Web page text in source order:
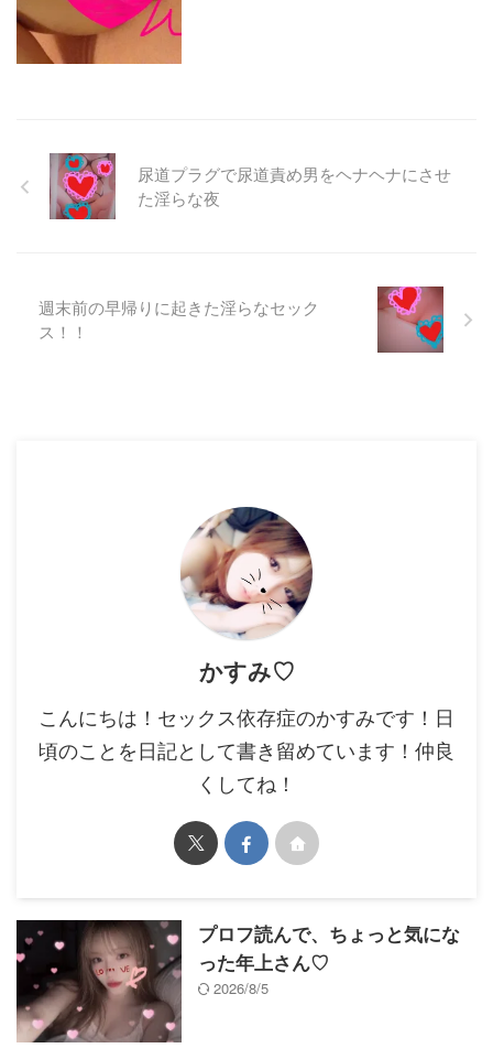
尿道プラグで尿道責め男をヘナヘナにさせ
た淫らな夜
週末前の早帰りに起きた淫らなセック
ス！！
かすみ♡
こんにちは！セックス依存症のかすみです！日
頃のことを日記として書き留めています！仲良
くしてね！
プロフ読んで、ちょっと気にな
った年上さん♡
2026/8/5